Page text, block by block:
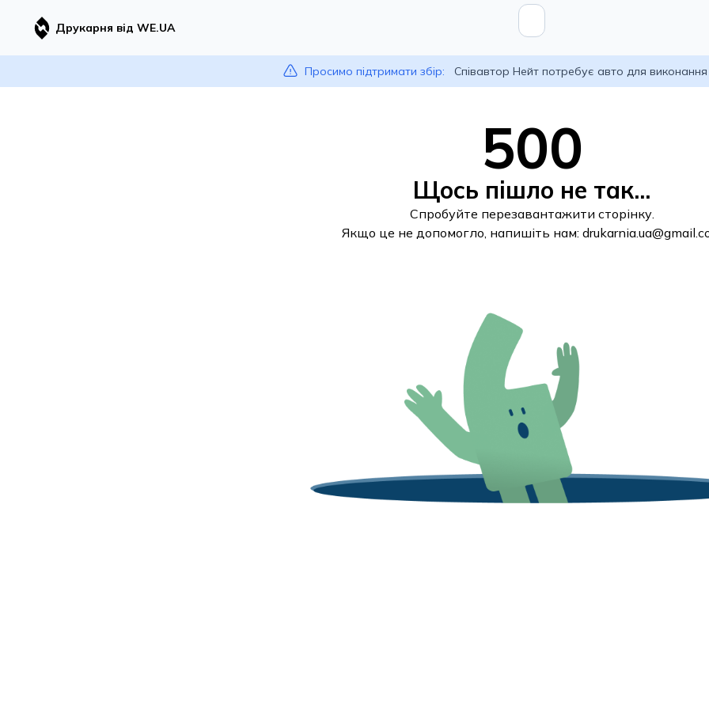
Друкарня від WE.UA
Просимо підтримати збір: Співавтор Нейт потребує авто для
500
Щось пішло не так...
Спробуйте перезавантажити сторінку.
Якщо це не допомогло, напишіть нам: